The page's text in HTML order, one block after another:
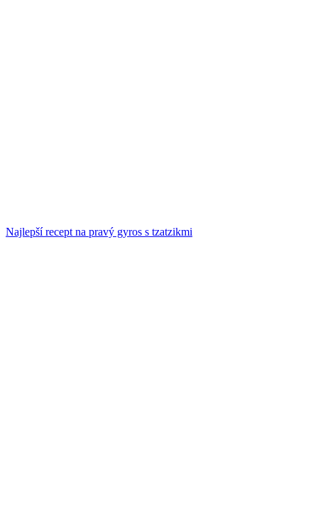
Najlepší recept na pravý gyros s tzatzikmi